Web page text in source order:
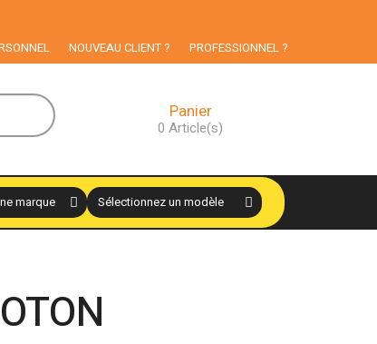
NOUVEAU CLIENT ? PROFESSIONNEL ?
Panier
0 Article(s)